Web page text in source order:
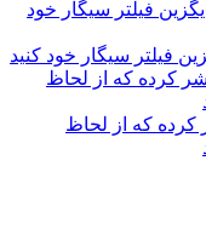
فیلتر سیگار خود کنید
کرده که از لحاظ